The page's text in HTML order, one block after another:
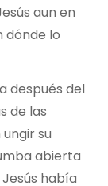
aun en
dónde lo
después del
de las
su
abierta
había